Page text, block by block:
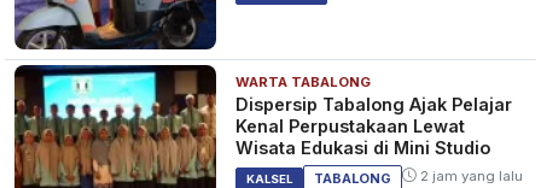
WARTA TABALONG
Dispersip Tabalong Ajak Pelajar
Kenal Perpustakaan Lewat
Wisata Edukasi di Mini Studio
KALSEL TABALONG 2 jam yang lalu